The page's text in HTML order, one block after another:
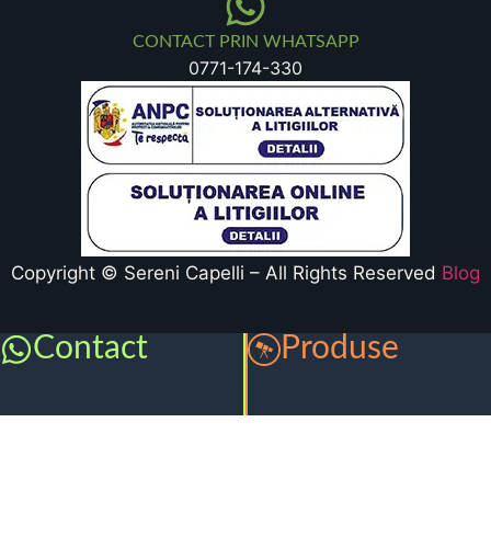
CONTACT PRIN WHATSAPP
0771-174-330
Copyright © Sereni Capelli – All Rights Reserved Blog
Contact Produse